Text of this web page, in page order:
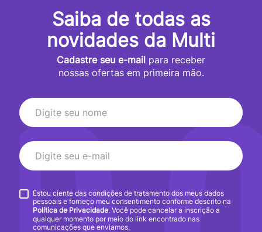
Saiba de todas as
novidades da Multi
Cadastre seu e-mail para receber
nossas ofertas em primeira mão.
Estou ciente das condições de tratamento dos meus dados
pessoais e forneço meu consentimento conforme descrito na
Política de Privacidade. Você pode cancelar a inscrição a
qualquer momento por meio do link encontrado nas
comunicações que enviamos.